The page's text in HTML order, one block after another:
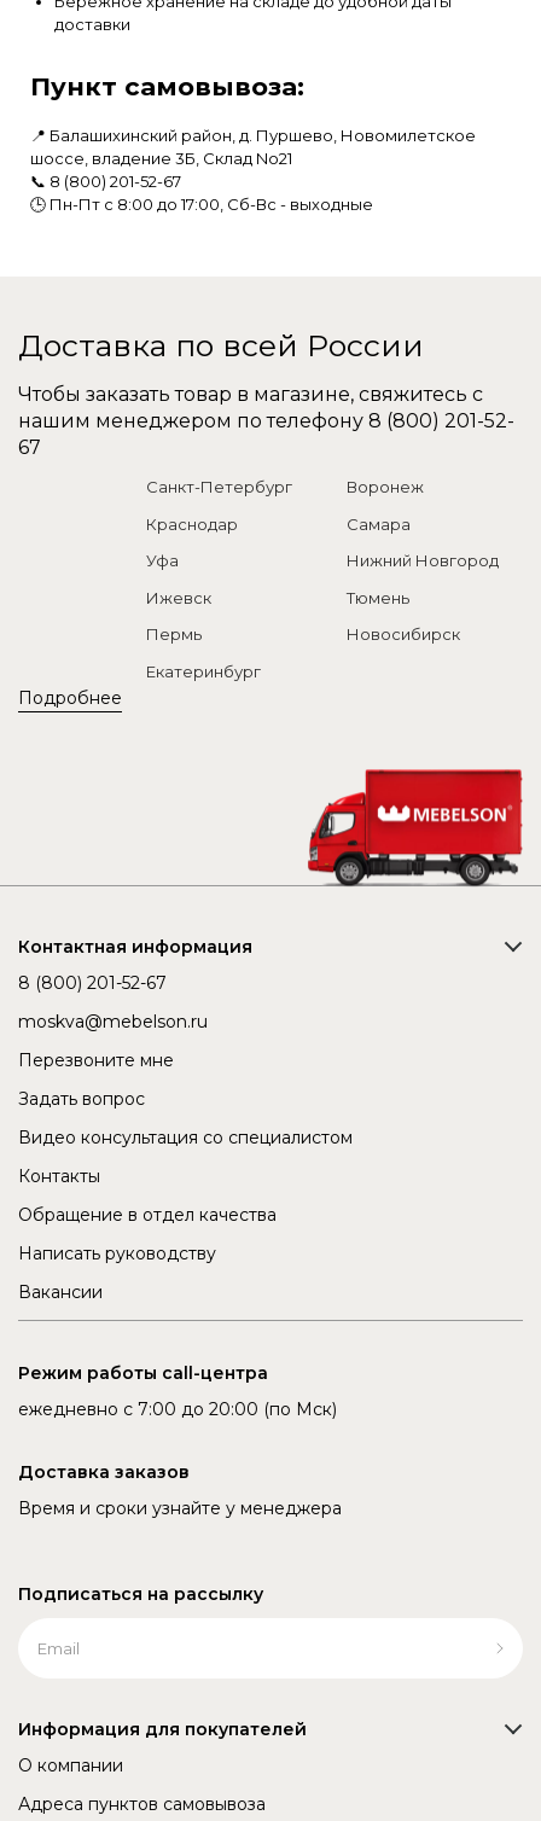
доставки
Пункт самовывоза:
📍 Балашихинский район, д. Пуршево, Новомилетское
шоссе, владение 3Б, Склад No21
📞 8 (800) 201-52-67
🕒 Пн-Пт с 8:00 до 17:00, Сб-Вс - выходные
Доставка по всей России
Чтобы заказать товар в магазине, свяжитесь с
нашим менеджером по телефону 8 (800) 201-52-
67
Подробнее
Санкт-Петербург
Воронеж
Краснодар
Самара
Уфа
Нижний Новгород
Ижевск
Тюмень
Пермь
Новосибирск
Екатеринбург
Контактная информация
8 (800) 201-52-67
moskva@mebelson.ru
Перезвоните мне
Задать вопрос
Видео консультация со специалистом
Контакты
Обращение в отдел качества
Написать руководству
Вакансии
Режим работы call-центра
ежедневно с 7:00 до 20:00 (по Мск)
Доставка заказов
Время и сроки узнайте у менеджера
Подписаться на рассылку
Информация для покупателей
О компании
Адреса пунктов самовывоза